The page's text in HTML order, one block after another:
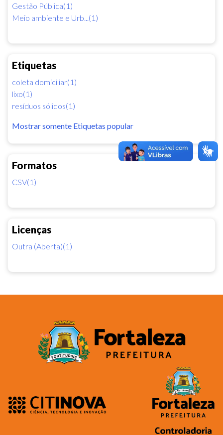
Gestão Pública(1)
Meio ambiente e Urb...(1)
Etiquetas
coleta domiciliar(1)
lixo(1)
resíduos sólidos(1)
Mostrar somente Etiquetas popular
Formatos
CSV(1)
Licenças
Outra (Aberta)(1)